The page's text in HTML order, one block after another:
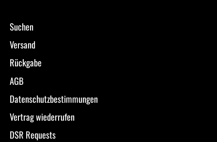
Suchen
Versand
Rückgabe
AGB
Datenschutzbestimmungen
Vertrag wiederrufen
DSR Requests